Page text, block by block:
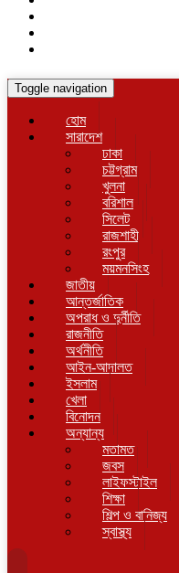
Toggle navigation
হোম
সারাদেশ
ঢাকা
চট্টগ্রাম
খুলনা
বরিশাল
সিলেট
রাজশাহী
রংপুর
ময়মনসিংহ
জাতীয়
আন্তর্জাতিক
অপরাধ ও দুর্নীতি
রাজনীতি
অর্থনীতি
আইন-আদালত
ইসলাম
খেলা
বিনোদন
অন্যান্য
মতামত
জবস
লাইফস্টাইল
শিক্ষা
শিল্প ও বানিজ্য
স্বাস্থ্য